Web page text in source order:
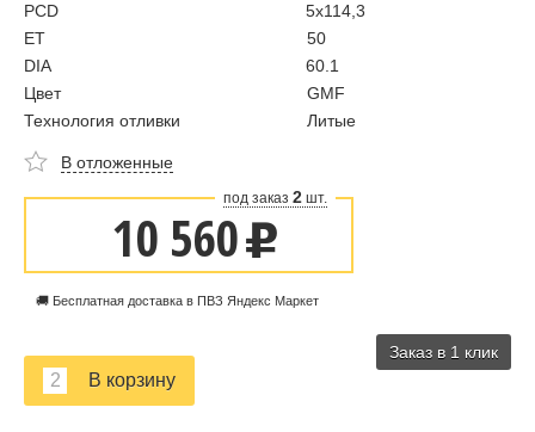
PCD
5x114,3
ET
50
DIA
60.1
Цвет
GMF
Технология отливки
Литые
В отложенные
под заказ 2 шт.
10 560u
🚚 Бесплатная доставка в ПВЗ Яндекс Маркет
Заказ в 1 клик